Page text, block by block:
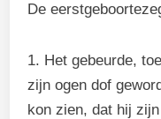
De
1. Het gebeurde,
zijn ogen dof
kon zien, dat hij